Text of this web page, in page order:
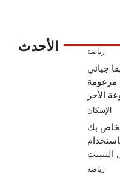
الأحدث رياضة
جياني
مزعومة
الأجر
الإسكان
بك
رياضة